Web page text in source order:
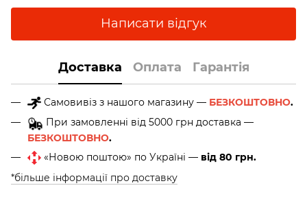
Написати відгук
Доставка Оплата Гарантія
Самовивіз з нашого магазину — БЕЗКОШТОВНО.
При замовленні від 5000 грн доставка —
БЕЗКОШТОВНО.
«Новою поштою» по Україні — від 80 грн.
*більше інформації про доставку